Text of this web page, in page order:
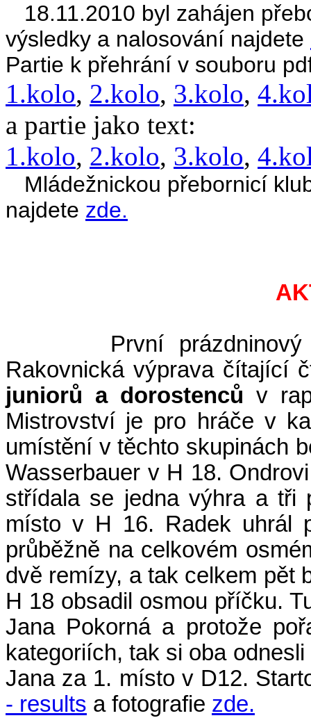
18.11.2010 byl zahájen
výsledky a nalosování najdete
Partie k přehrání v souboru
1.kolo, 2.kolo, 3.kolo,
a partie jako text:
1.kolo, 2.kolo, 3.kolo,
Mládežnickou přebornicí
najdete zde.
První prázdninový
Rakovnická výprava čítající
juniorů a dorostenců v
Mistrovství je pro hráče v
umístění v těchto skupinách
Wasserbauer v H 18.
střídala se jedna výhra a tři
místo v H 16. Radek uhrál
průběžně na celkovém
dvě remízy, a tak celkem pět
H 18 obsadil osmou příčku.
Jana Pokorná a protože
kategoriích, tak si oba
Jana za 1. místo v D12.
- results a fotografie zde.